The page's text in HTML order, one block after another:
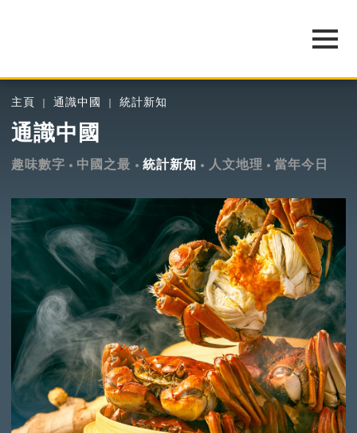
主頁 通識中國 統計新知
通識中國
趣味數字 中國之最 統計新知 人文地理 當年今日